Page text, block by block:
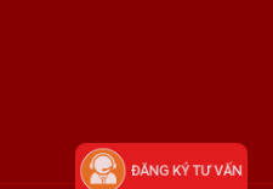
ĐĂNG KÝ TƯ VẤN